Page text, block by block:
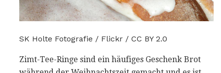
SK Holte Fotografie / Flickr / CC BY 2.0
Zimt-Tee-Ringe sind ein häufiges Geschenk Brot